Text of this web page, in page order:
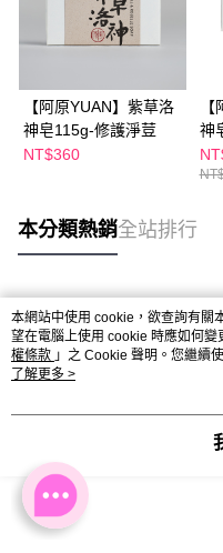
【阿原YUAN】紫草洛
神皂115g-修護淨荳
NT$360
神
本分類熱銷全站排行
熱門標籤
本網站中使用 cookie，欲查詢有關
望在電腦上使用 cookie 時應如何
權條款 」之 Cookie 聲明。您繼續
用條款之 Cookie 聲明使用 cookie。
了解更多 >